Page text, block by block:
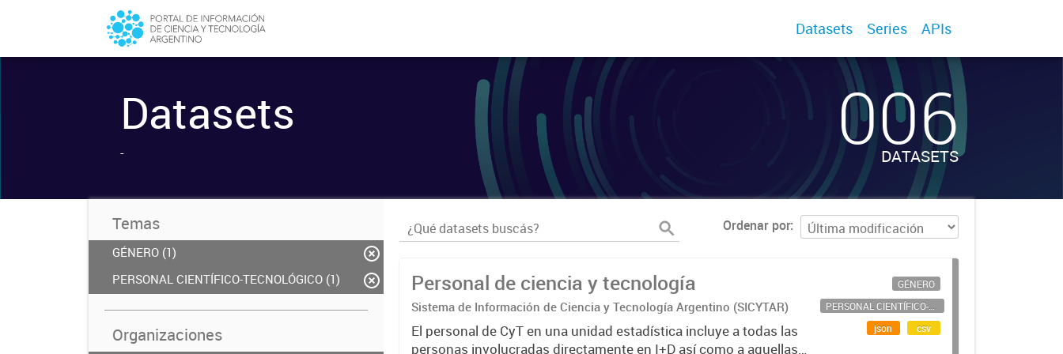
Datasets Series APIs
Datasets
- 006
DATASETS
Temas
GÉNERO (1)
PERSONAL CIENTÍFICO-TECNOLÓGICO (1)
Organizaciones
Ordenar por
Personal de ciencia y tecnología
Sistema de Información de Ciencia y Tecnología Argentino (SICYTAR)
El personal de CyT en una unidad estadística incluye a todas las
personas involucradas directamente en I+D así como a aquellas
GÉNERO
PERSONAL CIENTÍFICO-TECNOLÓGICO
json
csv